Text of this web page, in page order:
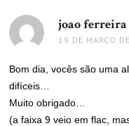
joao ferreira
19 DE MARÇO
Bom dia, vocês são uma
difíceis…
Muito obrigado…
(a faixa 9 veio em flac,